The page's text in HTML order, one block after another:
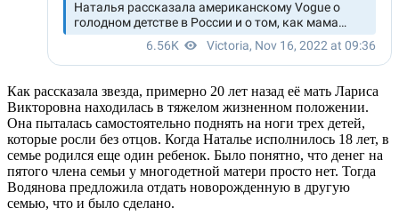
Как рассказала звезда, примерно 20 лет назад её мать Лариса
Викторовна находилась в тяжелом жизненном положении.
Она пыталась самостоятельно поднять на ноги трех детей,
которые росли без отцов. Когда Наталье исполнилось 18 лет, в
семье родился еще один ребенок. Было понятно, что денег на
пятого члена семьи у многодетной матери просто нет. Тогда
Водянова предложила отдать новорожденную в другую
семью, что и было сделано.